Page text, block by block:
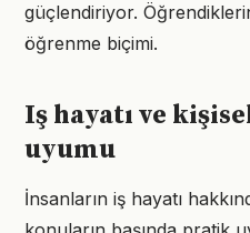
güçlendiriyor.
öğrenme biçimi.
Iş hayatı ve
uyumu
İnsanların iş hayatı